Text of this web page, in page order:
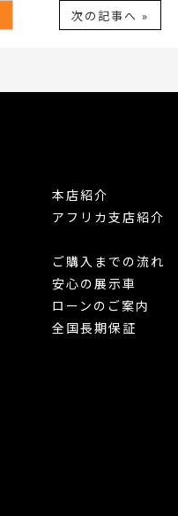
次の記事へ »
本店紹介
アフリカ支店紹介
ご購入までの流れ
安心の展示車
ローンのご案内
全国長期保証